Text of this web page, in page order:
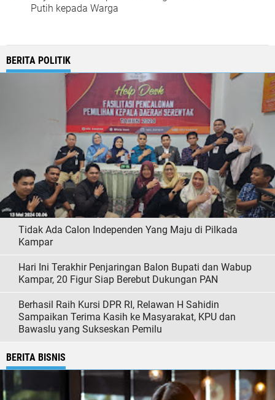
Putih kepada Warga
BERITA POLITIK
Tidak Ada Calon Independen Yang Maju di Pilkada
Kampar
Hari Ini Terakhir Penjaringan Balon Bupati dan Wabup
Kampar, 20 Figur Siap Berebut Dukungan PAN
Berhasil Raih Kursi DPR RI, Relawan H Sahidin
Sampaikan Terima Kasih ke Masyarakat, KPU dan
Bawaslu yang Sukseskan Pemilu
BERITA BISNIS